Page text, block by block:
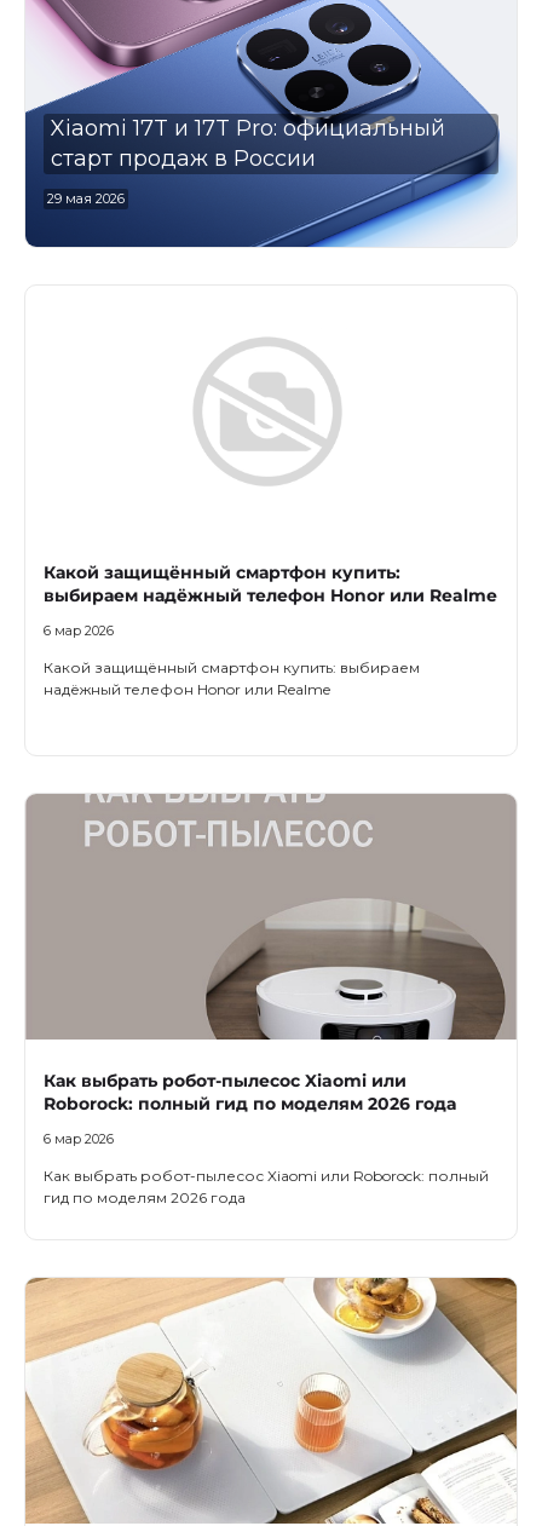
Добавляйте товары
в корзину
Оплачивайте сегодня только
25% картой любого банка
75% будут
списыватьсяс вашей карты
каждые 2 недели
об оплате Плайтом
Остались вопросы?
Xiaomi 17T и 17T Pro: официальный
старт продаж в России
29 мая 2026
Какой защищённый смартфон купить:
выбираем надёжный телефон Honor или Realme
6 мар 2026
Какой защищённый смартфон купить: выбираем
надёжный телефон Honor или Realme
Как выбрать робот-пылесос Xiaomi или
Roborock: полный гид по моделям 2026 года
6 мар 2026
Как выбрать робот-пылесос Xiaomi или Roborock: полный
гид по моделям 2026 года